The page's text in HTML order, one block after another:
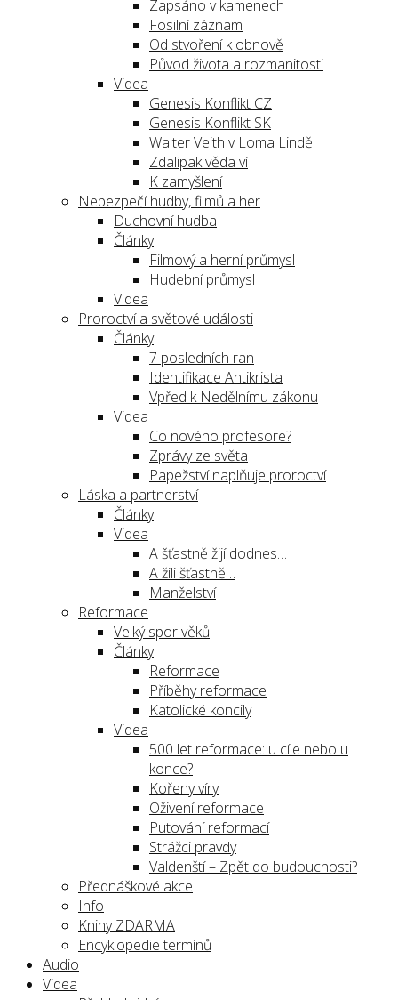
Zapsáno v kamenech
Fosilní záznam
Od stvoření k obnově
Původ života a rozmanitosti
Videa
Genesis Konflikt CZ
Genesis Konflikt SK
Walter Veith v Loma Lindě
Zdalipak věda ví
K zamyšlení
Nebezpečí hudby, filmů a her
Duchovní hudba
Články
Filmový a herní průmysl
Hudební průmysl
Videa
Proroctví a světové události
Články
7 posledních ran
Identifikace Antikrista
Vpřed k Nedělnímu zákonu
Videa
Co nového profesore?
Zprávy ze světa
Papežství naplňuje proroctví
Láska a partnerství
Články
Videa
A šťastně žijí dodnes…
A žili šťastně…
Manželství
Reformace
Velký spor věků
Články
Reformace
Příběhy reformace
Katolické koncily
Videa
500 let reformace: u cíle nebo u
konce?
Kořeny víry
Oživení reformace
Putování reformací
Strážci pravdy
Valdenští – Zpět do budoucnosti?
Přednáškové akce
Info
Knihy ZDARMA
Encyklopedie termínů
Audio
Videa